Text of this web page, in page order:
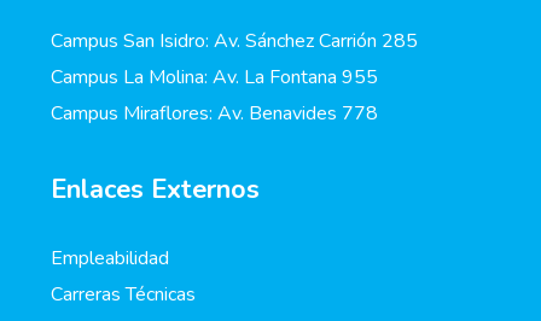
Campus San Isidro: Av. Sánchez Carrión 285
Campus La Molina: Av. La Fontana 955
Campus Miraflores: Av. Benavides 778
Enlaces Externos
Empleabilidad
Carreras Técnicas